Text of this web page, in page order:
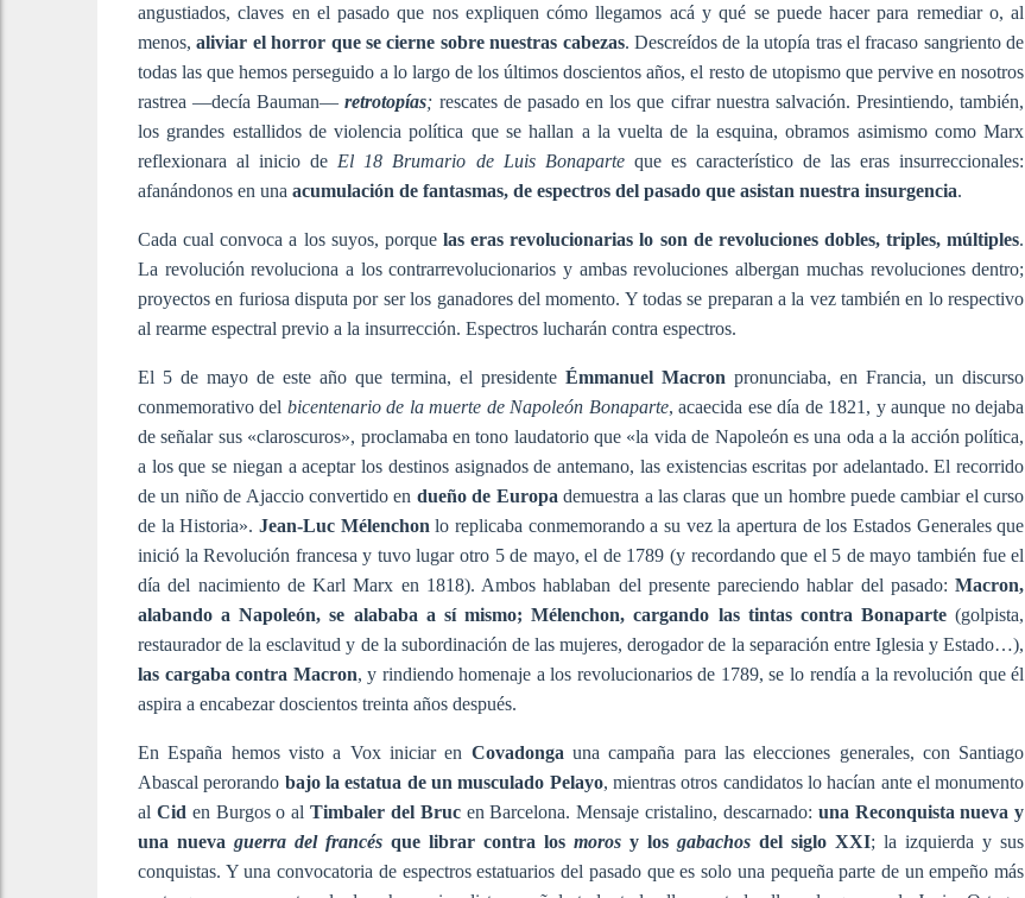
angustiados, claves en el pasado que nos expliquen cómo llegamos acá y qué se puede hacer para remediar o, al
menos, aliviar el horror que se cierne sobre nuestras cabezas. Descreídos de la utopía tras el fracaso sangriento de
todas las que hemos perseguido a lo largo de los últimos doscientos años, el resto de utopismo que pervive en nosotros
rastrea —decía Bauman—retrotopías; rescates de pasado en los que cifrar nuestra salvación. Presintiendo, también,
los grandes estallidos de violencia política que se hallan a la vuelta de la esquina, obramos asimismo como Marx
reflexionara al inicio de El 18 Brumario de Luis Bonaparteque es característico de las eras insurreccionales:
afanándonos en una acumulación de fantasmas, de espectros del pasado que asistan nuestra insurgencia.
Cada cual convoca a los suyos, porque las eras revolucionarias lo son de revoluciones dobles, triples, múltiples.
La revolución revoluciona a los contrarrevolucionarios y ambas revoluciones albergan muchas revoluciones dentro;
proyectos en furiosa disputa por ser los ganadores del momento. Y todas se preparan a la vez también en lo respectivo
al rearme espectral previo a la insurrección. Espectros lucharán contra espectros.
El 5 de mayo de este año que termina, el presidenteÉmmanuel Macron pronunciaba, en Francia, un discurso
conmemorativo del bicentenario de la muerte de Napoleón Bonaparte, acaecida ese día de 1821, y aunque no dejaba
de señalar sus «claroscuros», proclamaba en tono laudatorio que «la vida de Napoleón es una oda a la acción política,
a los que se niegan a aceptar los destinos asignados de antemano, las existencias escritas por adelantado. El recorrido
de un niño de Ajaccio convertido en dueño de Europa demuestra a las claras que un hombre puede cambiar el curso
de la Historia». Jean-Luc Mélenchon lo replicaba conmemorando a su vez la apertura de los Estados Generales que
inició la Revolución francesa y tuvo lugar otro 5 de mayo, el de 1789 (y recordando que el 5 de mayo también fue el
día del nacimiento de Karl Marx en 1818). Ambos hablaban del presente pareciendo hablar del pasado: Macron,
alabando a Napoleón, se alababa a sí mismo; Mélenchon, cargando las tintas contra Bonaparte(golpista,
restaurador de la esclavitud y de la subordinación de las mujeres, derogador de la separación entre Iglesia y Estado…),
las cargaba contra Macron, y rindiendo homenaje a los revolucionarios de 1789, se lo rendía a la revolución que él
aspira a encabezar doscientos treinta años después.
En España hemos visto a Vox iniciar en Covadonga una campaña para las elecciones generales, con Santiago
Abascal perorando bajo la estatua de un musculado Pelayo, mientras otros candidatos lo hacían ante el monumento
al Cid en Burgos o alTimbaler del Brucen Barcelona. Mensaje cristalino, descarnado: una Reconquista nueva y
una nuevaguerra del francés que librar contra losmoros y losgabachos del siglo XXI; la izquierda y sus
conquistas. Y una convocatoria de espectros estatuarios del pasado que es solo una pequeña parte de un empeño más